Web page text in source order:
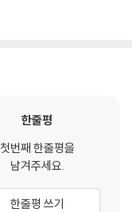
한줄평
첫번째 한줄평을
남겨주세요.
한줄평 쓰기